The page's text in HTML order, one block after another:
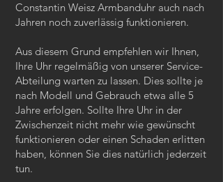
Constantin Weisz Armbanduhr auch nach
Jahren noch zuverlässig funktionieren.
Aus diesem Grund empfehlen wir Ihnen,
Ihre Uhr regelmäßig von unserer Service-
Abteilung warten zu lassen. Dies sollte je
nach Modell und Gebrauch etwa alle 5
Jahre erfolgen. Sollte Ihre Uhr in der
Zwischenzeit nicht mehr wie gewünscht
funktionieren oder einen Schaden erlitten
haben, können Sie dies natürlich jederzeit
tun.